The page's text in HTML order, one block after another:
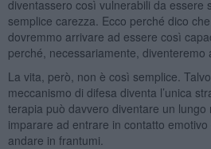
diventassero così vulnerabili da essere
semplice carezza. Ecco perché dico
dovremmo arrivare ad essere così
perché, necessariamente, diventeremo
La vita, però, non è così semplice.
meccanismo di difesa diventa l’unica
terapia può davvero diventare un
imparare ad entrare in contatto emotivo
andare in frantumi.